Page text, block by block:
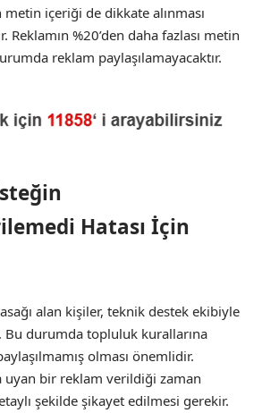
içeriği de dikkate alınması
%20’den daha fazlası metin
reklam paylaşılamayacaktır.
Hatası İçin
alan kişiler, teknik destek ekibiyle
Bu durumda topluluk kurallarına
olması önemlidir.
uyan bir reklam verildiği zaman
şekilde şikayet edilmesi gerekir.